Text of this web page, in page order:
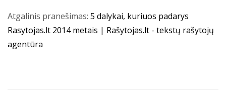
Atgalinis pranešimas: 5 dalykai, kuriuos padarys
Rasytojas.lt 2014 metais | Rašytojas.lt - tekstų rašytojų
agentūra